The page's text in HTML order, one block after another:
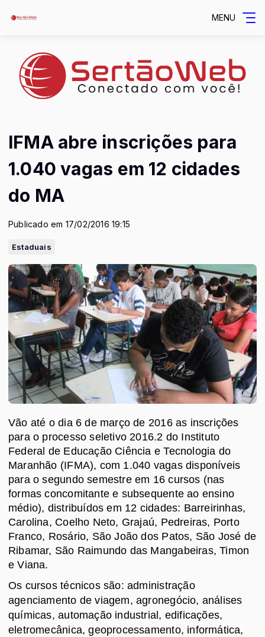
MENU
IFMA abre inscrições para
1.040 vagas em 12 cidades
do MA
Publicado em 17/02/2016 19:15
Estaduais
Vão até o dia 6 de março de 2016 as inscrições
para o processo seletivo 2016.2 do Instituto
Federal de Educação Ciência e Tecnologia do
Maranhão (IFMA), com 1.040 vagas disponíveis
para o segundo semestre em 16 cursos (nas
formas concomitante e subsequente ao ensino
médio), distribuídos em 12 cidades: Barreirinhas,
Carolina, Coelho Neto, Grajaú, Pedreiras, Porto
Franco, Rosário, São João dos Patos, São José de
Ribamar, São Raimundo das Mangabeiras, Timon
e Viana.
Os cursos técnicos são: administração
agenciamento de viagem, agronegócio, análises
químicas, automação industrial, edificações,
eletromecânica, geoprocessamento, informática,